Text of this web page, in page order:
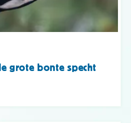
grote bonte specht